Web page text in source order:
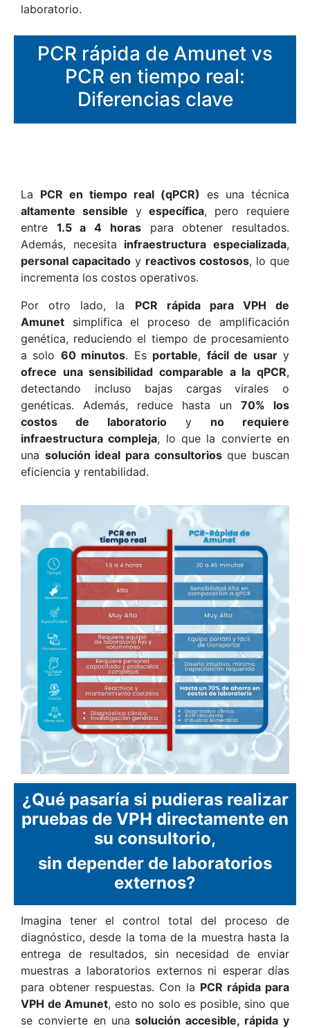
laboratorio.
PCR rápida de Amunet vs
PCR en tiempo real:
Diferencias clave
La PCR en tiempo real (qPCR) es una técnica
altamente sensible yespecífica, pero requiere
entre 1.5 a 4 horaspara obtener resultados.
Además, necesita infraestructura especializada,
personal capacitado y reactivos costosos, lo que
incrementa los costos operativos.
Por otro lado, la PCR rápida para VPH de
Amunet simplifica el proceso de amplificación
genética, reduciendo el tiempo de procesamiento
a solo 60 minutos. Es portable, fácil de usary
ofrece una sensibilidad comparable a la qPCR,
detectando incluso bajas cargas virales o
genéticas. Además, reduce hasta un 70% los
costos de laboratorio y no requiere
infraestructura compleja, lo que la convierte en
una solución ideal para consultoriosque buscan
eficiencia y rentabilidad.
¿Qué pasaría si pudieras realizar
pruebas de VPH directamente en
su consultorio,
sin depender de laboratorios
externos?
Imagina tener el control total del proceso de
diagnóstico, desde la toma de la muestra hasta la
entrega de resultados, sin necesidad de enviar
muestras a laboratorios externos ni esperar días
para obtener respuestas. Con la PCR rápida para
VPH de Amunet, esto no solo es posible, sino que
se convierte en unasolución accesible, rápida y